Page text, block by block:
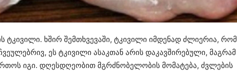
ტკივილი. ხშირ შემთხვევაში, ტკივილი იმდენად ძლიერია, რომ
ეს ტკივილი ასაკთან არის დაკავშირებული, მაგრამ
იგი. დღესდღეობით მგრძნობელობის მომატება, ძვლების